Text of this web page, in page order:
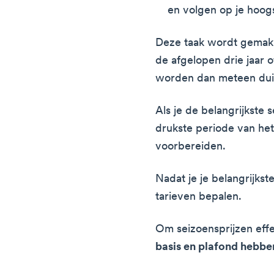
en volgen op je
Deze taak wordt
de afgelopen drie jaar
worden dan meteen
Als je de belangrijkste
drukste periode van
voorbereiden.
Nadat je je
tarieven bepalen.
Om seizoensprijzen
basis en plafond